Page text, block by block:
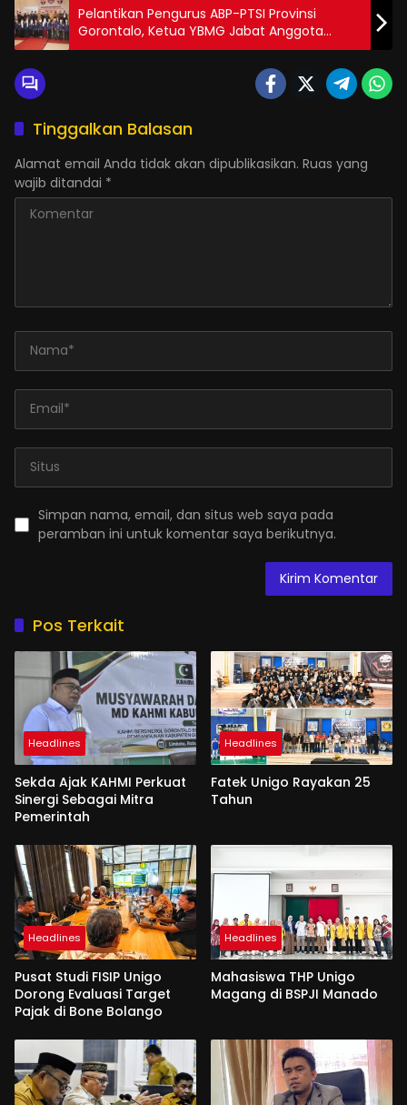
Pelantikan Pengurus ABP-PTSI Provinsi
Gorontalo, Ketua YBMG Jabat Anggota
Dewan Pertimbangan
Tinggalkan Balasan
Alamat email Anda tidak akan dipublikasikan. Ruas yang
wajib ditandai *
Simpan nama, email, dan situs web saya pada
peramban ini untuk komentar saya berikutnya.
Pos Terkait
Headlines
Sekda Ajak KAHMI Perkuat
Sinergi Sebagai Mitra
Pemerintah
Headlines
Fatek Unigo Rayakan 25
Tahun
Headlines
Pusat Studi FISIP Unigo
Dorong Evaluasi Target
Pajak di Bone Bolango
Headlines
Mahasiswa THP Unigo
Magang di BSPJI Manado